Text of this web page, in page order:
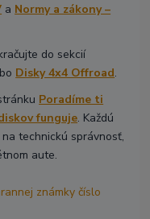
a Normy a zákony –
do sekcií
Disky 4x4 Offroad.
Poradíme ti
funguje. Každú
technickú správnosť,
aute.
známky číslo